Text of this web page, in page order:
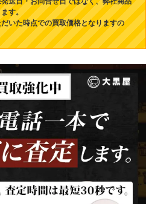
す。
いた時点での買取価格となりますの